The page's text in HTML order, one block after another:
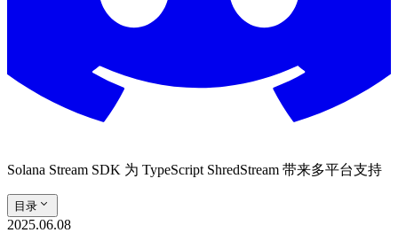
Solana Stream SDK 为 TypeScript ShredStream 带来多平台支持
目录
2025.06.08